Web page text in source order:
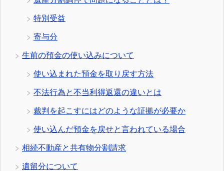
特別受益
寄与分
生前の預金の使い込みについて
使い込まれた預金を取り戻す方法
不法行為と不当利得返還の違いとは
裁判を起こすにはどのような証拠が必要か
使い込んだ預金を戻せと言われている場合
相続不動産と共有物分割請求
遺留分について